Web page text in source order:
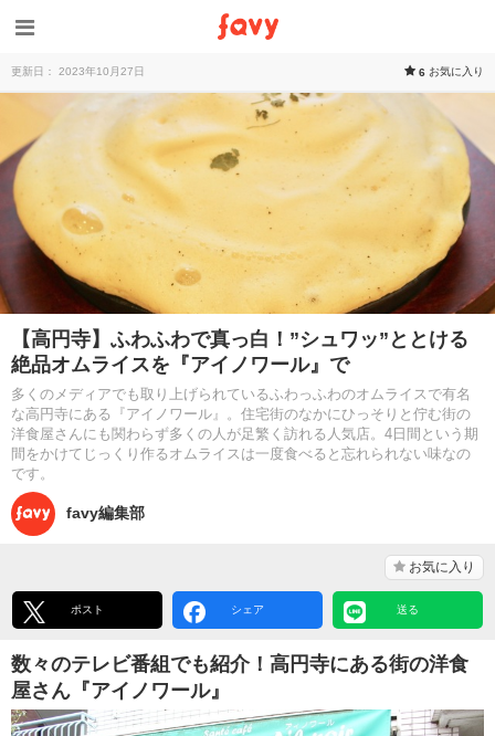
更新日： 2023年10月27日 6 お気に入り
【高円寺】ふわふわで真っ白！”シュワッ”ととける
絶品オムライスを『アイノワール』で
多くのメディアでも取り上げられているふわっふわのオムライスで有名
な高円寺にある『アイノワール』。住宅街のなかにひっそりと佇む街の
洋食屋さんにも関わらず多くの人が足繁く訪れる人気店。4日間という期
間をかけてじっくり作るオムライスは一度食べると忘れられない味なの
です。
favy編集部
お気に入り
ポスト シェア 送る
数々のテレビ番組でも紹介！高円寺にある街の洋食
屋さん『アイノワール』